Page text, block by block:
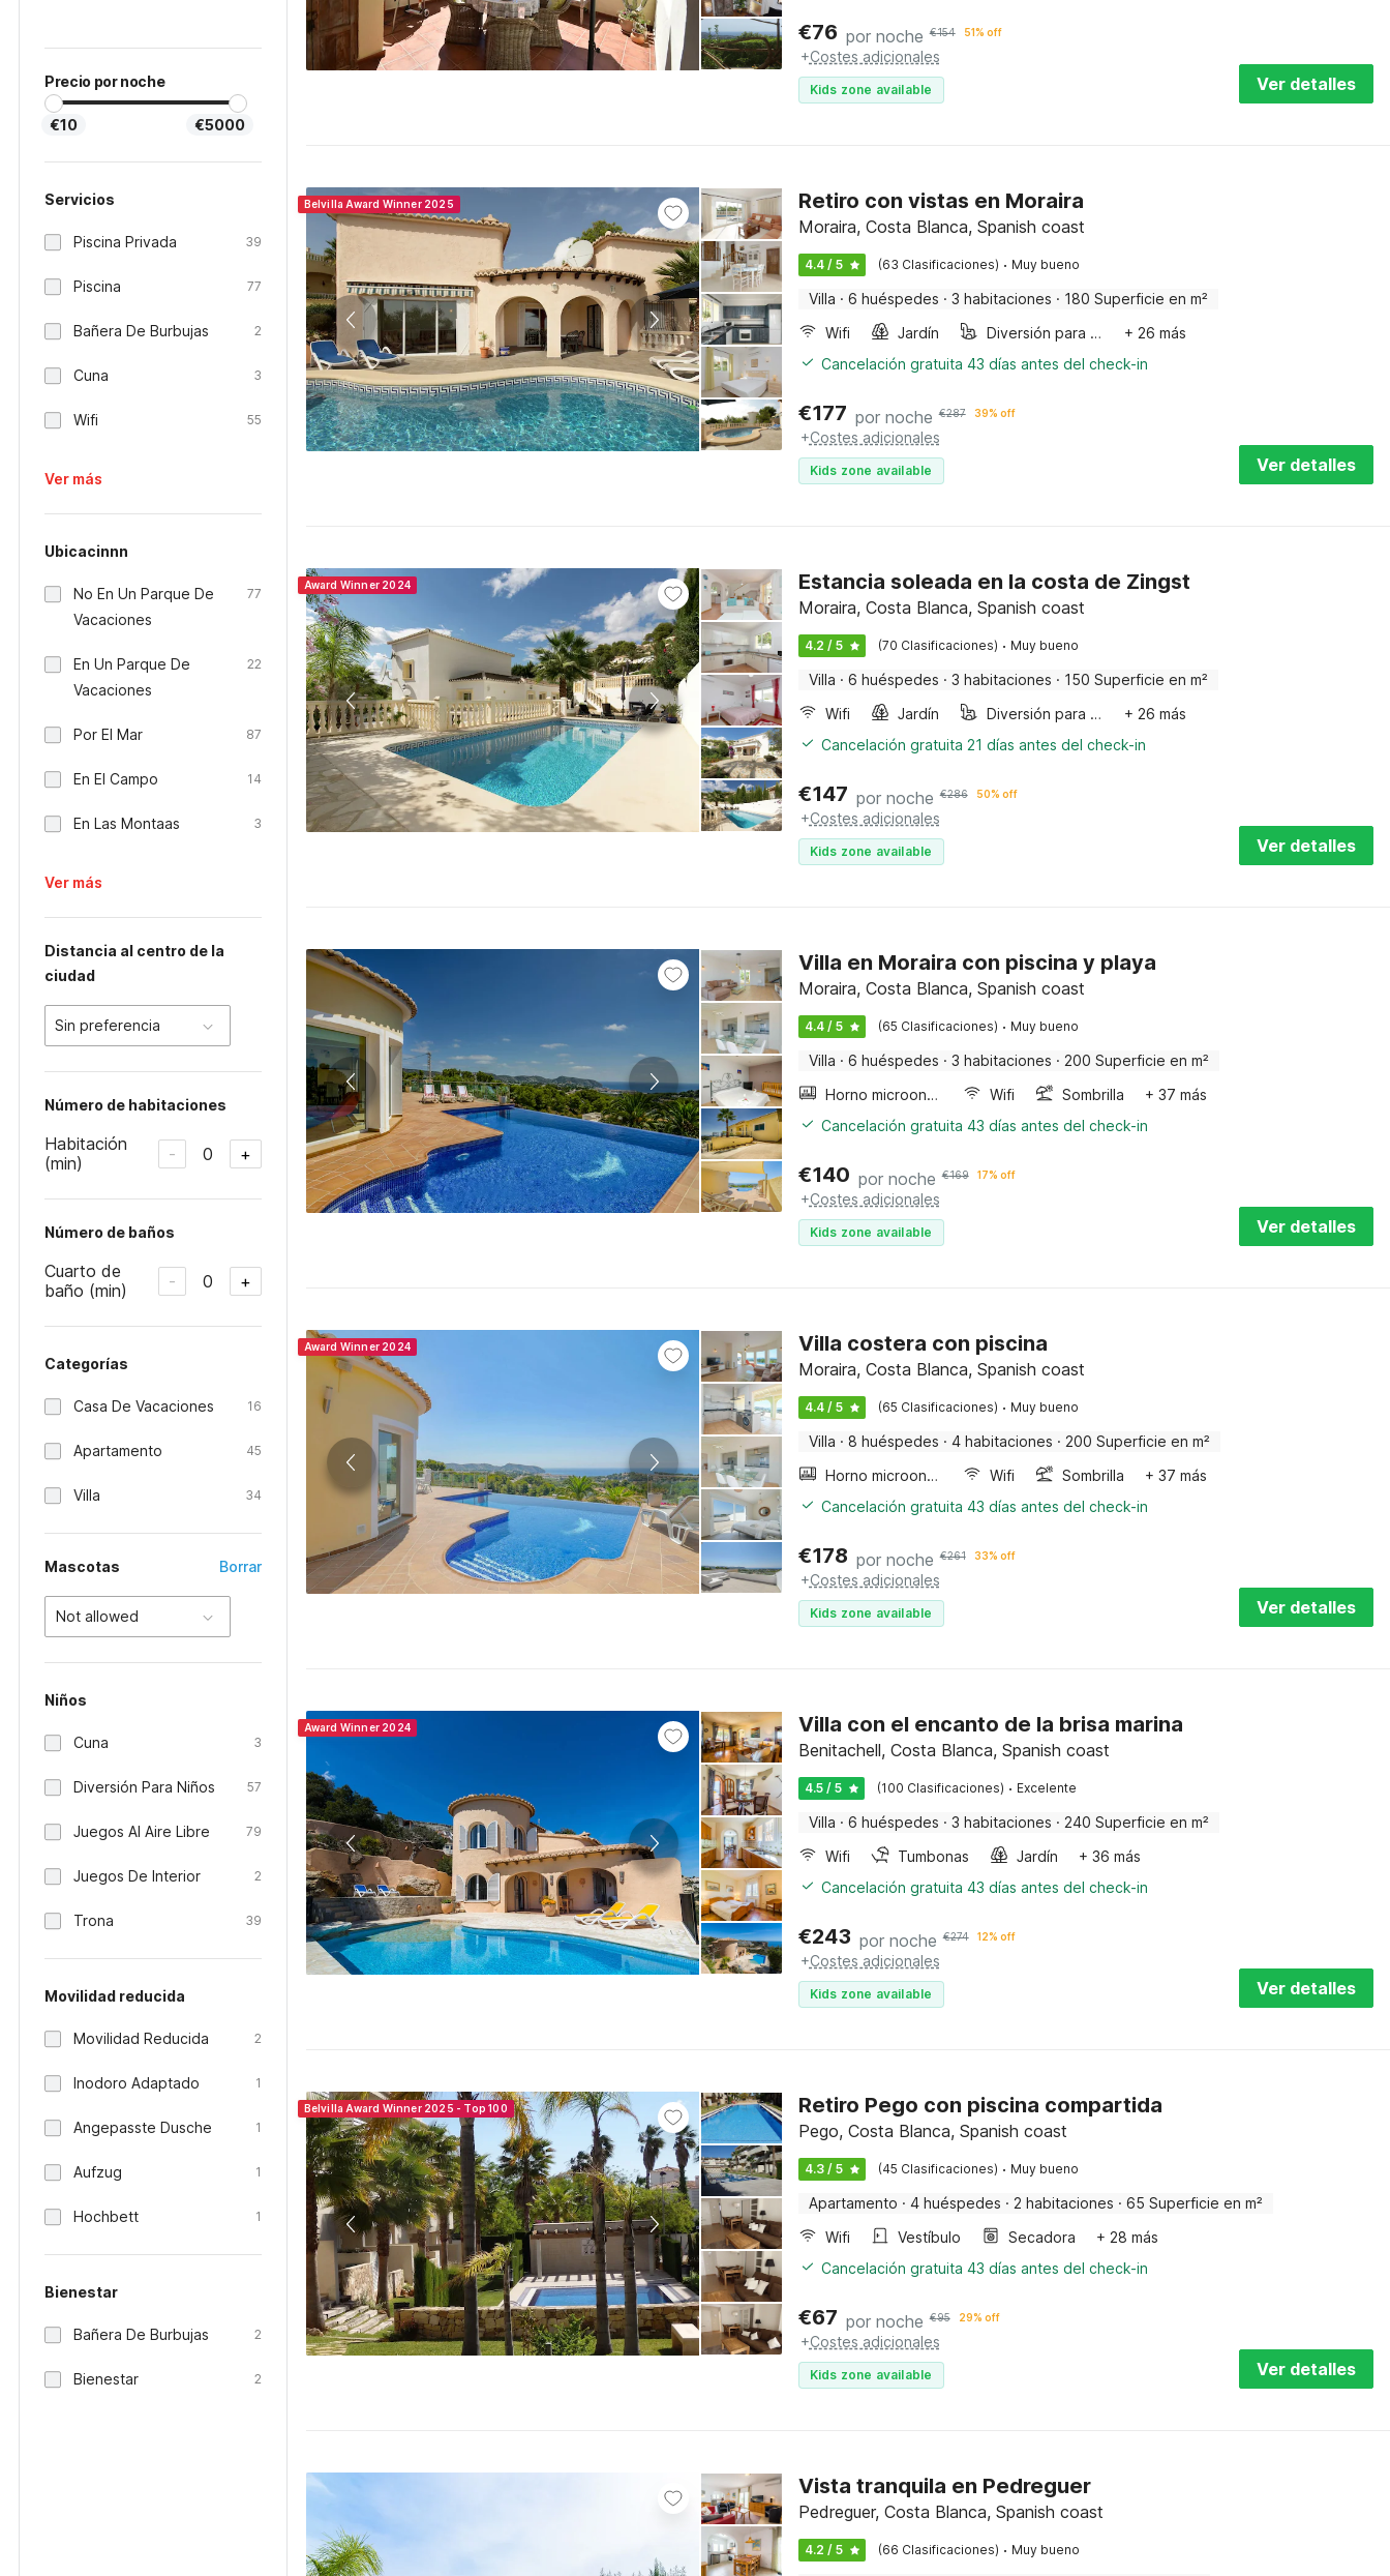
Precio por noche
€10 €5000
Servicios
Piscina Privada 39
Piscina 77
Bañera De Burbujas 2
Cuna 3
Wifi 55
Ver más
Ubicacinnn
No En Un Parque De
Vacaciones
77
En Un Parque De
Vacaciones
22
Por El Mar 87
En El Campo 14
En Las Montaas 3
Ver más
Distancia al centro de la
ciudad
Sin preferencia
Número de habitaciones
Habitación
(min)
- 0 +
Número de baños
Cuarto de
baño (min)
- 0 +
Categorías
Casa De Vacaciones 16
Apartamento 45
Villa 34
Mascotas Borrar
Not allowed
Niños
Cuna 3
Diversión Para Niños 57
Juegos Al Aire Libre 79
Juegos De Interior 2
Trona 39
Movilidad reducida
Movilidad Reducida 2
Inodoro Adaptado 1
Angepasste Dusche 1
Aufzug 1
Hochbett 1
Bienestar
Bañera De Burbujas 2
Bienestar 2
€76 por noche €154 51% off
+Costes adicionales
Kids zone available Ver detalles
Belvilla Award Winner 2025 Retiro con vistas en Moraira
Moraira, Costa Blanca, Spanish coast
4.4 / 5 (63 Clasificaciones) · Muy bueno
Villa · 6 huéspedes · 3 habitaciones · 180 Superficie en m²
Wifi
Jardín Diversión para niños
+ 26 más
Cancelación gratuita 43 días antes del check-in
€177 por noche €287 39% off
+Costes adicionales
Kids zone available Ver detalles
Award Winner 2024 Estancia soleada en la costa de Zingst
Moraira, Costa Blanca, Spanish coast
4.2 / 5 (70 Clasificaciones) · Muy bueno
Villa · 6 huéspedes · 3 habitaciones · 150 Superficie en m²
Wifi
Jardín Diversión para niños
+ 26 más
Cancelación gratuita 21 días antes del check-in
€147 por noche €286 50% off
+Costes adicionales
Kids zone available Ver detalles
Villa en Moraira con piscina y playa
Moraira, Costa Blanca, Spanish coast
4.4 / 5 (65 Clasificaciones) · Muy bueno
Villa · 6 huéspedes · 3 habitaciones · 200 Superficie en m²
Horno microondas
Wifi Sombrilla
+ 37 más
Cancelación gratuita 43 días antes del check-in
€140 por noche €169 17% off
+Costes adicionales
Kids zone available Ver detalles
Award Winner 2024 Villa costera con piscina
Moraira, Costa Blanca, Spanish coast
4.4 / 5 (65 Clasificaciones) · Muy bueno
Villa · 8 huéspedes · 4 habitaciones · 200 Superficie en m²
Horno microondas
Wifi Sombrilla
+ 37 más
Cancelación gratuita 43 días antes del check-in
€178 por noche €261 33% off
+Costes adicionales
Kids zone available Ver detalles
Award Winner 2024 Villa con el encanto de la brisa marina
Benitachell, Costa Blanca, Spanish coast
4.5 / 5 (100 Clasificaciones) · Excelente
Villa · 6 huéspedes · 3 habitaciones · 240 Superficie en m²
Wifi
Tumbonas Jardín
+ 36 más
Cancelación gratuita 43 días antes del check-in
€243 por noche €274 12% off
+Costes adicionales
Kids zone available Ver detalles
Belvilla Award Winner 2025 - Top 100 Retiro Pego con piscina compartida
Pego, Costa Blanca, Spanish coast
4.3 / 5 (45 Clasificaciones) · Muy bueno
Apartamento · 4 huéspedes · 2 habitaciones · 65 Superficie en m²
Wifi
Vestíbulo Secadora
+ 28 más
Cancelación gratuita 43 días antes del check-in
€67 por noche €95 29% off
+Costes adicionales
Kids zone available Ver detalles
Vista tranquila en Pedreguer
Pedreguer, Costa Blanca, Spanish coast
4.2 / 5 (66 Clasificaciones) · Muy bueno